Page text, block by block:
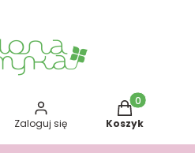
wyszukiwarkę
Zaloguj się
Produkty w
Koszyk